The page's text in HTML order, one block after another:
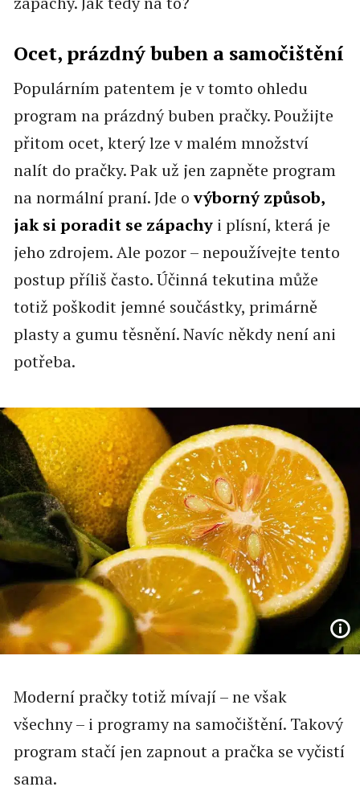
Ocet, prázdný buben a samočištění
Populárním patentem je v tomto ohledu
program na prázdný buben pračky. Použijte
přitom ocet, který lze v malém množství
nalít do pračky. Pak už jen zapněte program
na normální praní. Jde ovýborný způsob,
jak si poradit se zápachyi plísní, která je
jeho zdrojem. Ale pozor – nepoužívejte tento
postup příliš často. Účinná tekutina může
totiž poškodit jemné součástky, primárně
plasty a gumu těsnění. Navíc někdy není ani
potřeba.
Moderní pračky totiž mívají – ne však
všechny – i programy na samočištění. Takový
program stačí jen zapnout a pračka se vyčistí
sama.